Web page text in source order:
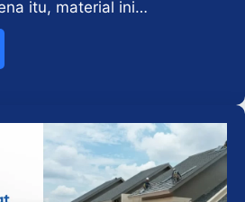
itu, material ini…